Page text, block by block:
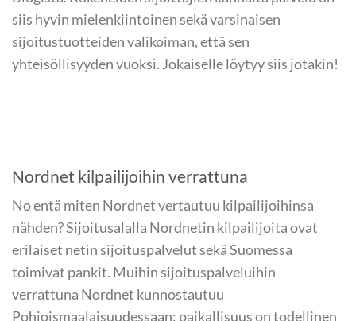
siis hyvin mielenkiintoinen sekä varsinaisen
sijoitustuotteiden valikoiman, että sen
yhteisöllisyyden vuoksi. Jokaiselle löytyy siis jotakin!
Nordnet kilpailijoihin verrattuna
No entä miten Nordnet vertautuu kilpailijoihinsa
nähden? Sijoitusalalla Nordnetin kilpailijoita ovat
erilaiset netin sijoituspalvelut sekä Suomessa
toimivat pankit. Muihin sijoituspalveluihin
verrattuna Nordnet kunnostautuu
Pohjoismaalaisuudessaan; paikallisuus on todellinen